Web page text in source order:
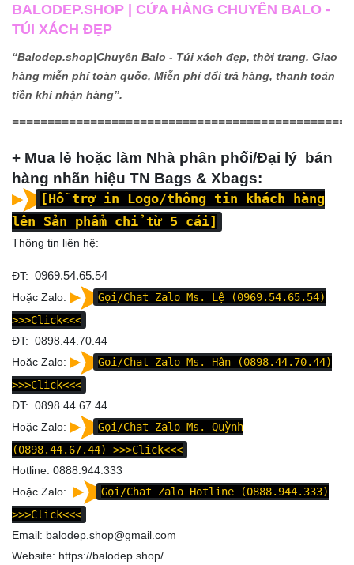
BALODEP.SHOP | CỬA HÀNG CHUYÊN BALO -
TÚI XÁCH ĐẸP
“Balodep.shop|Chuyên Balo - Túi xách đẹp, thời trang. Giao
hàng miễn phí toàn quốc, Miễn phí đổi trả hàng, thanh toán
tiền khi nhận hàng”.
+ Mua lẻ hoặc làm Nhà phân phối/Đại lý bán
hàng nhãn hiệu TN Bags & Xbags:
[Hỗ trợ in Logo/thông tin khách hàng
lên Sản phẩm chỉ từ 5 cái]
Thông tin liên hệ:
ĐT: 0969.54.65.54
Hoặc Zalo:
Gọi/Chat Zalo Ms. Lệ (0969.54.65.54)
>>>Click<<<
ĐT: 0898.44.70.44
Hoặc Zalo:
Gọi/Chat Zalo Ms. Hân (0898.44.70.44)
>>>Click<<<
ĐT: 0898.44.67.44
Hoặc Zalo:
Gọi/Chat Zalo Ms. Quỳnh
(0898.44.67.44)
>>>Click<<<
Hotline: 0888.944.333
Hoặc Zalo:
Gọi/Chat Zalo Hotline (0888.944.333)
>>>Click<<<
Email: balodep.shop@gmail.com
Website: https://balodep.shop/